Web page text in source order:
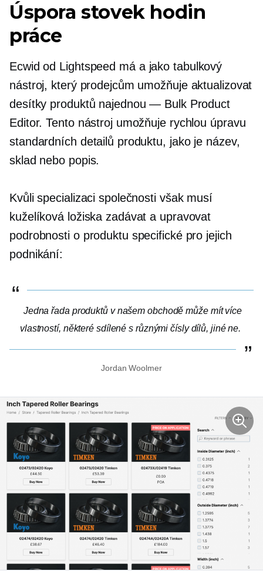
Úspora stovek hodin
práce
Ecwid od Lightspeed má a jako tabulkový
nástroj, který prodejcům umožňuje aktualizovat
desítky produktů najednou — Bulk Product
Editor. Tento nástroj umožňuje rychlou úpravu
standardních detailů produktu, jako je název,
sklad nebo popis.
Kvůli specializaci společnosti však musí
kuželíková ložiska zadávat a upravovat
podrobnosti o produktu specifické pro jejich
podnikání:
Jedna řada produktů v našem obchodě může mít více
vlastností, některé sdílené s různými čísly dílů, jiné ne.
Jordan Woolmer